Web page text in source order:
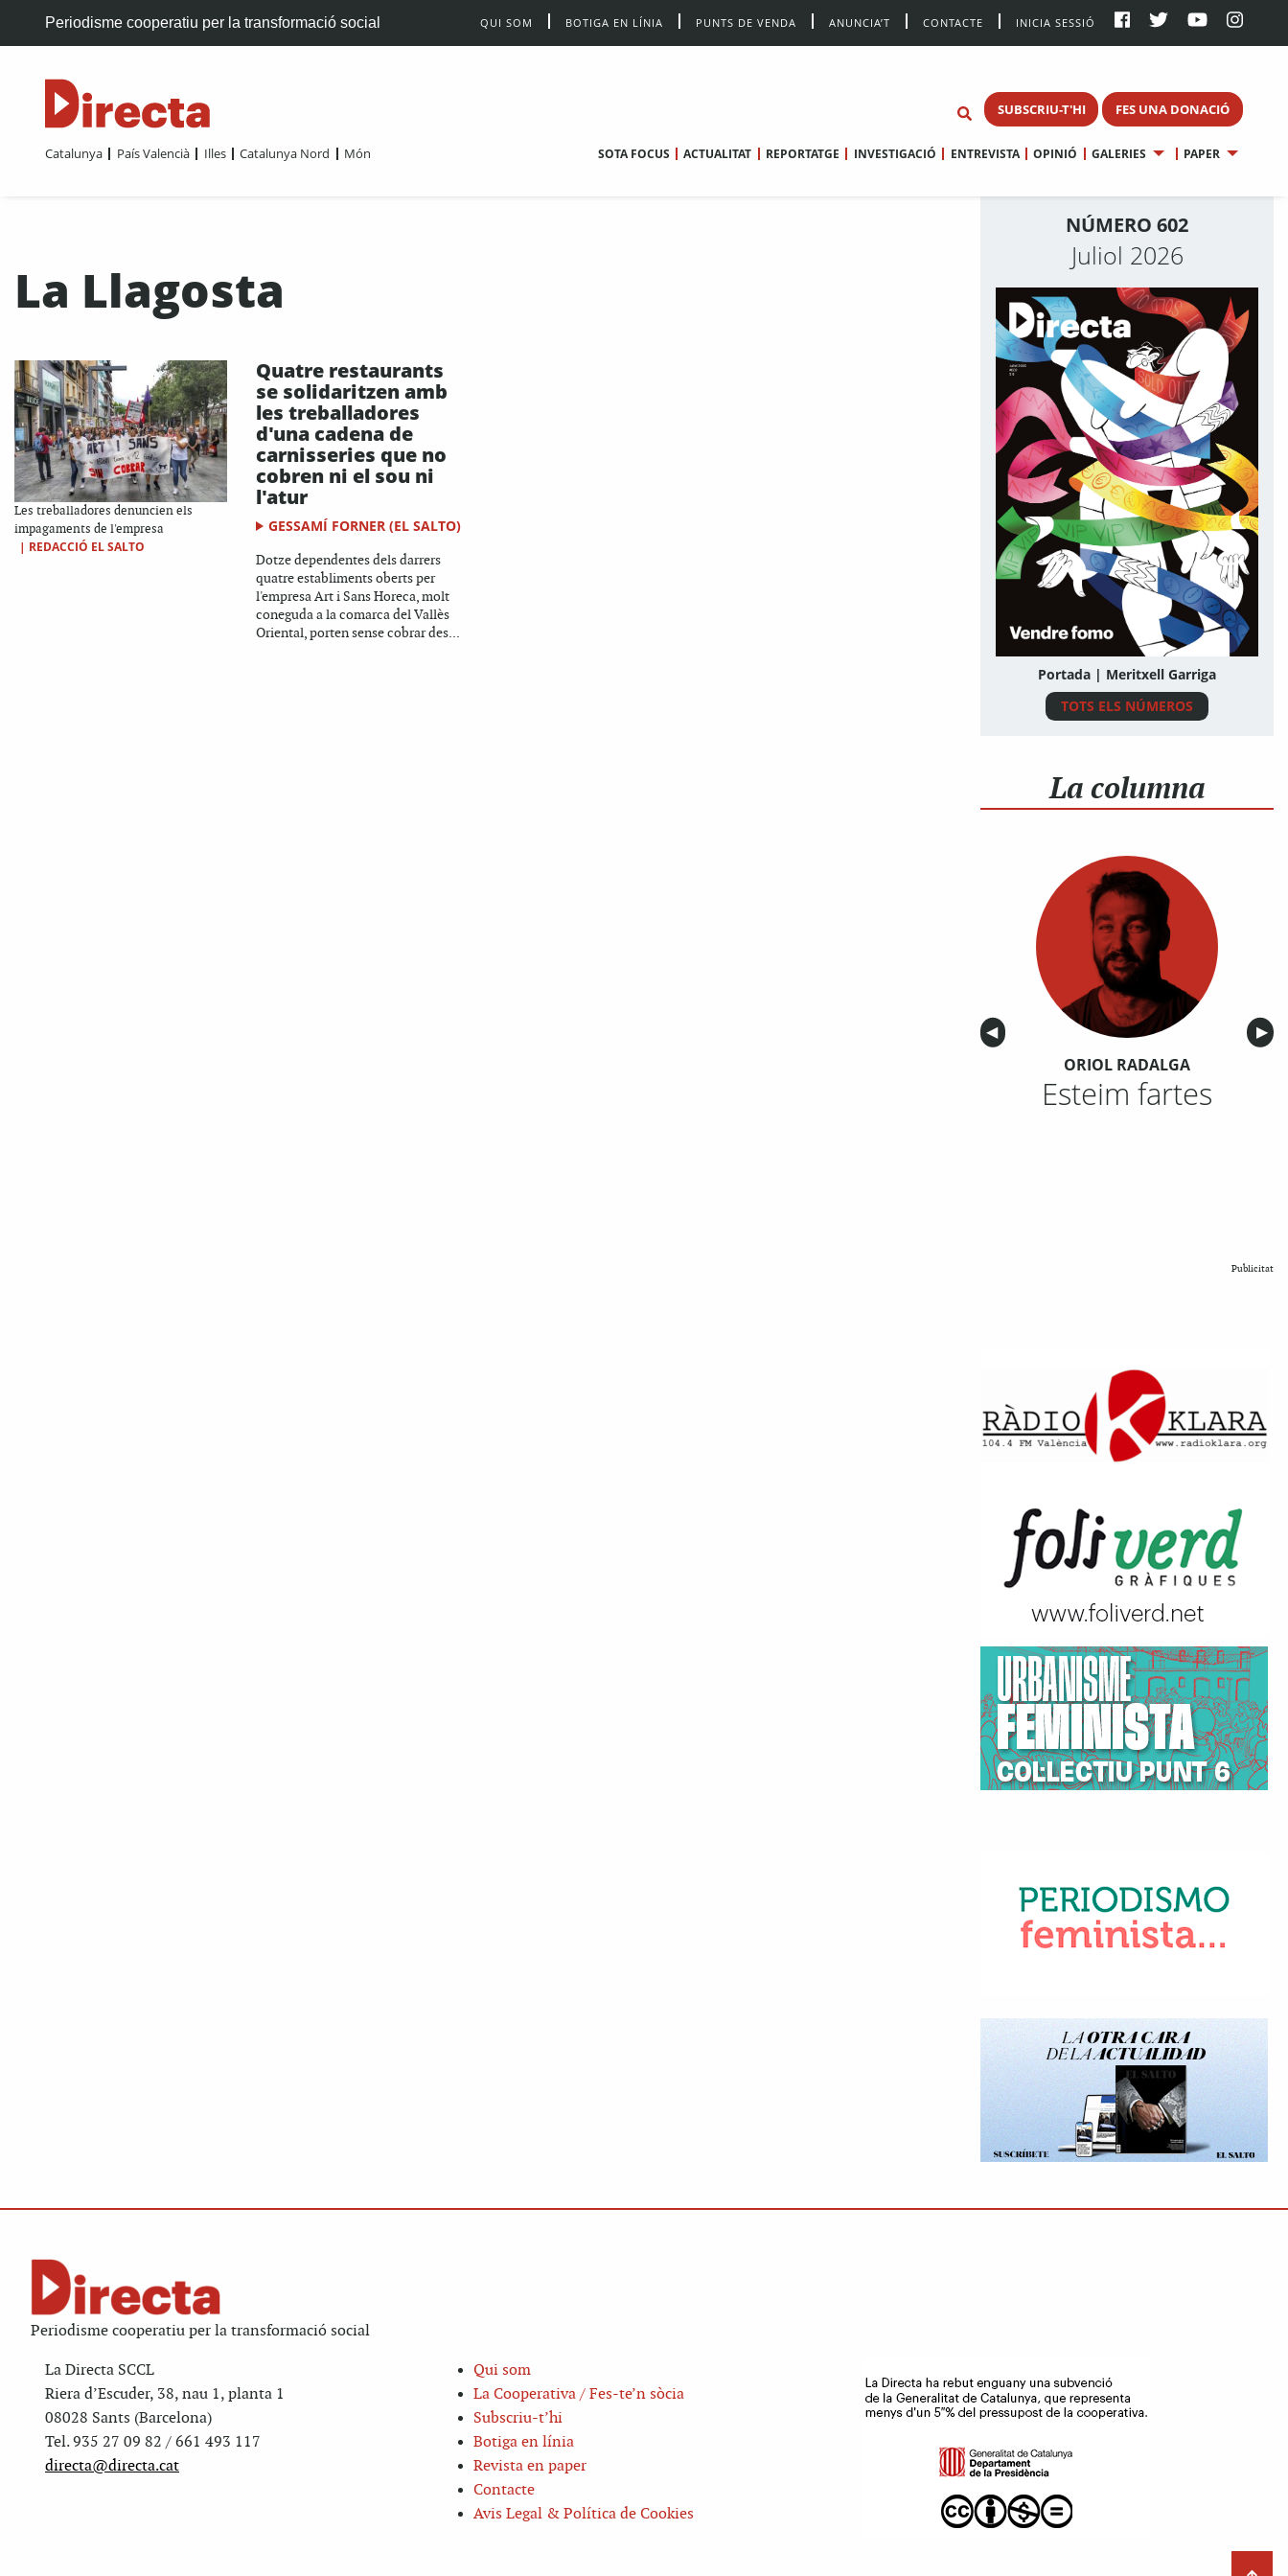
Periodisme cooperatiu per la transformació social QUI SOM BOTIGA EN LÍNIA PUNTS DE VENDA ANUNCIA’T CONTACTE INICIA SESSIÓ
SUBSCRIU-T'HI FES UNA DONACIÓ
Catalunya País Valencià Illes Catalunya Nord Món SOTA FOCUS ACTUALITAT REPORTATGE INVESTIGACIÓ ENTREVISTA OPINIÓ GALERIES PAPER
La Llagosta
Les treballadores denuncien els
impagaments de l'empresa
| REDACCIÓ EL SALTO
Quatre restaurants
se solidaritzen amb
les treballadores
d'una cadena de
carnisseries que no
cobren ni el sou ni
l'atur
GESSAMÍ FORNER (EL SALTO)
Dotze dependentes dels darrers
quatre establiments oberts per
l'empresa Art i Sans Horeca, molt
coneguda a la comarca del Vallès
Oriental, porten sense cobrar des...
NÚMERO 602
Juliol 2026
Portada | Meritxell Garriga
TOTS ELS NÚMEROS
La columna
Anterior
◀︎ ▶︎
ORIOL RADALGA
Esteim fartes
Publicitat
Periodisme cooperatiu per la transformació social
La Directa SCCL
Riera d’Escuder, 38, nau 1, planta 1
08028 Sants (Barcelona)
Tel. 935 27 09 82 / 661 493 117
directa@directa.cat
Qui som
La Cooperativa / Fes-te’n sòcia
Subscriu-t’hi
Botiga en línia
Revista en paper
Contacte
Avis Legal & Política de Cookies